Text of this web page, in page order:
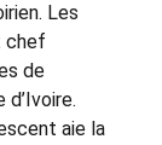
Les
chef
de
aie la